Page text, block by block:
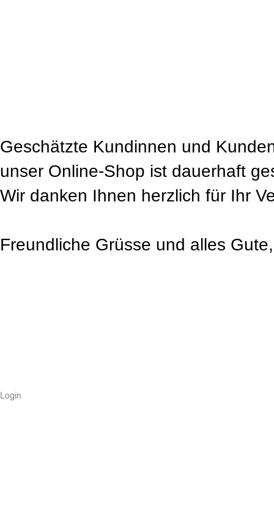
Geschätzte Kundinnen und
unser Online-Shop ist dauerhaft
Wir danken Ihnen herzlich für Ihr
Freundliche Grüsse und alles
Login